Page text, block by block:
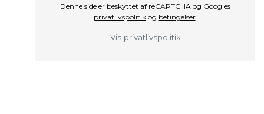
Denne side er beskyttet af reCAPTCHA og Googles
privatlivspolitikog betingelser.
Vis privatlivspolitik